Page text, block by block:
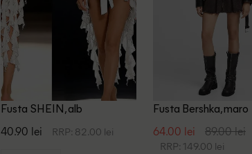
Fusta SHEIN, alb
40.90 lei RRP: 82.00 lei
Fusta Bershka, maro
64.00 lei 89.00 lei
RRP: 149.00 lei